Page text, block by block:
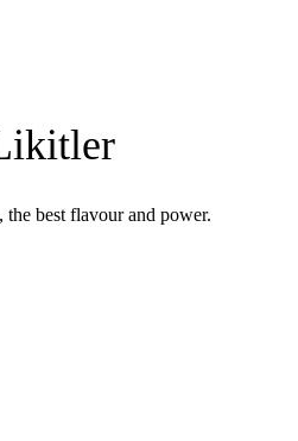
best flavour and power.